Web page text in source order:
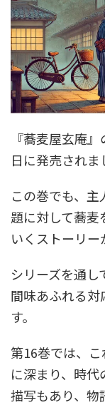
『蕎麦屋玄庵
日に発売されま
この巻でも、
題に対して蕎麦
いくストーリー
シリーズを通し
間味あふれる対
す。
第16巻では、
に深まり、時
描写もあり、物